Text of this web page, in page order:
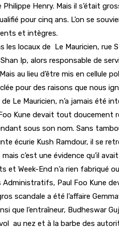
Henry. Mais il s’était
pour cinq ans. L’on se
et intègres.
les locaux de Le Mauricien,
Ip, alors responsable de
au lieu d’être mis en cellule
pour des raisons que nous
Le Mauricien, n’a jamais été
Kune devait tout
sous son nom. Sans
écurie Kush Ramdour, il se
c’est une évidence qu’il
et Week-End n’a rien
Paul Foo Kune
scandale a été l’affaire
que l’entraîneur, Budheswar
au nez et à la barbe des